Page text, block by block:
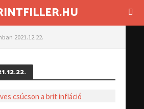
2021.12.22.